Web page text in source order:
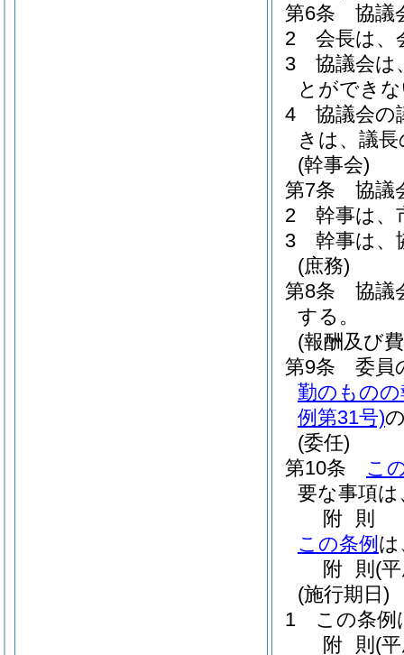
第6条
協議
2
会長は、
3
協議会は
とができ
4
協議会の
きは、議
(幹事会)
第7条
協議
2
幹事は、
3
幹事は、
(庶務)
第8条
協議
する。
(報酬及び
第9条
委員
勤のもの
例第31号)
(委任)
第10条
こ
要な事項
附 則
この条例 は
附 則 (
(施行期日)
1
この条例
附 則 (